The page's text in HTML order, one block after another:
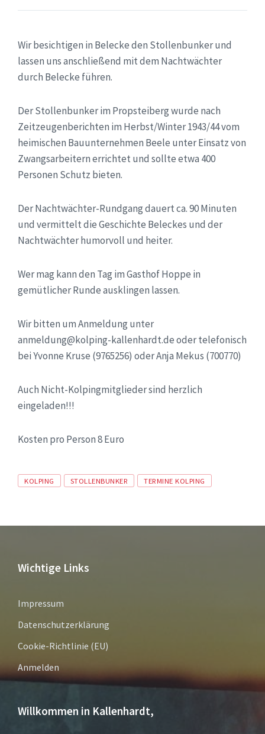
Wir besichtigen in Belecke den Stollenbunker und
lassen uns anschließend mit dem Nachtwächter
durch Belecke führen.
Der Stollenbunker im Propsteiberg wurde nach
Zeitzeugenberichten im Herbst/Winter 1943/44 vom
heimischen Bauunternehmen Beele unter Einsatz von
Zwangsarbeitern errichtet und sollte etwa 400
Personen Schutz bieten.
Der Nachtwächter-Rundgang dauert ca. 90 Minuten
und vermittelt die Geschichte Beleckes und der
Nachtwächter humorvoll und heiter.
Wer mag kann den Tag im Gasthof Hoppe in
gemütlicher Runde ausklingen lassen.
Wir bitten um Anmeldung unter
anmeldung@kolping-kallenhardt.de oder telefonisch
bei Yvonne Kruse (9765256) oder Anja Mekus (700770)
Auch Nicht-Kolpingmitglieder sind herzlich
eingeladen!!!
Kosten pro Person 8 Euro
Tags
KOLPING STOLLENBUNKER TERMINE KOLPING
Wichtige Links
Impressum
Datenschutzerklärung
Cookie-Richtlinie (EU)
Anmelden
Willkommen in Kallenhardt,